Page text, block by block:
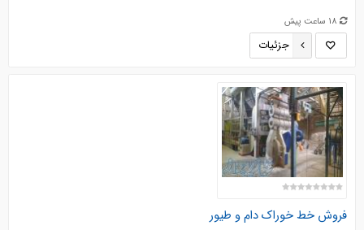
18 ساعت پیش
جزئیات
فروش خط خوراک دام و طیور